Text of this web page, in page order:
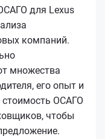
для Lexus
компаний.
множества
его опыт и
стоимость ОСАГО
чтобы